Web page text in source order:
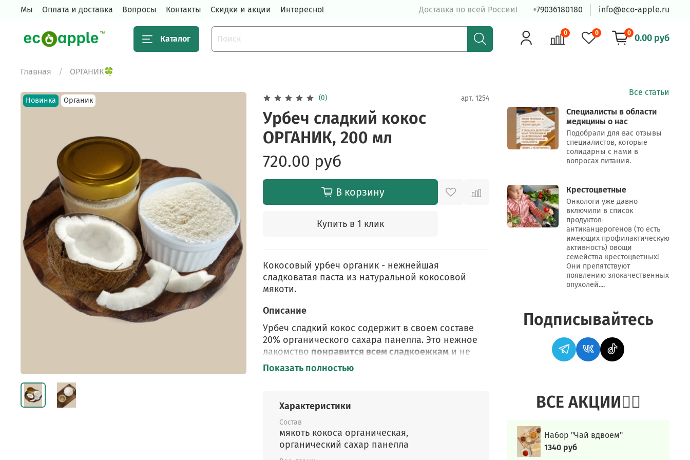
Мы Оплата и доставка Вопросы Контакты Скидки и акции Интересно! Доставка по всей России! +79036180180 info@eco-apple.ru
Каталог
0 0 0 0.00 руб
Главная ОРГАНИК🍀
Новинка Органик (0) арт. 1254
Урбеч сладкий кокос
ОРГАНИК, 200 мл
720.00 руб
В корзину
Купить в 1 клик
Кокосовый урбеч органик - нежнейшая
сладковатая паста из натуральной кокосовой
мякоти.
Описание
Урбеч сладкий кокос содержит в своем составе
20% органического сахара панелла. Это нежное
лакомство понравится всем сладкоежкам и не
только! Состав масел урбеча из мякоти кокоса
Состав: мякоть кокоса органик, сахар панелла
органик.
Урбеч можно есть ложкой просто так
важно соблюсти меру. Не стоит есть за раз более
Показать полностью
Характеристики
Состав
мякоть кокоса органическая,
органический сахар панелла
Все статьи
Специалисты в области
медицины о нас
Подобрали для вас отзывы
специалистов, которые
солидарны с нами в
вопросах питания.
Крестоцветные
Онкологи уже давно
включили в список
продуктов-
антиканцерогенов (то есть
имеющих профилактическую
активность) овощи
семейства крестоцветных!
Они препятствуют
появлению злокачественных
опухолей....
Подписывайтесь
ВСЕ АКЦИИ👍🏻
Набор "Чай вдвоем"
1340 руб